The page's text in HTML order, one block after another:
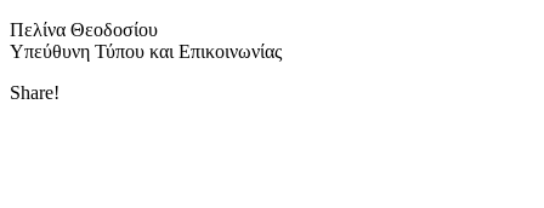
Πελίνα Θεοδοσίου
Υπεύθυνη Τύπου και Επικοινωνίας
Share!